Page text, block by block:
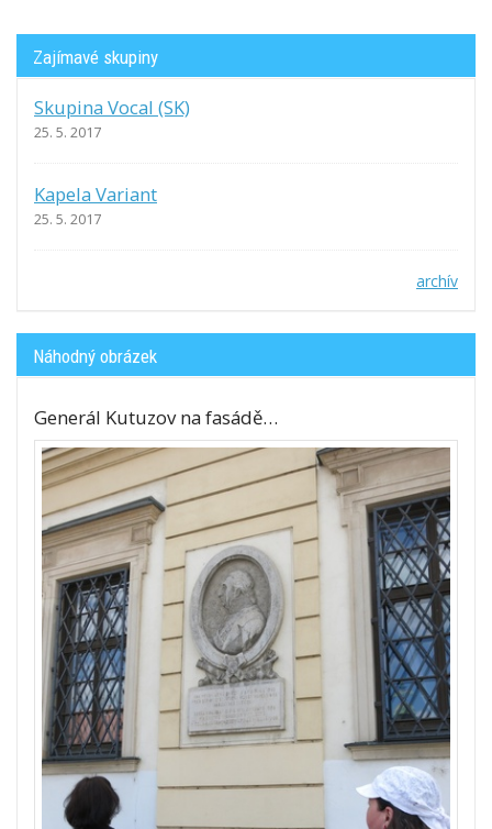
Zajímavé skupiny
Skupina Vocal (SK)
25. 5. 2017
Kapela Variant
25. 5. 2017
archív
Náhodný obrázek
Generál Kutuzov na fasádě…